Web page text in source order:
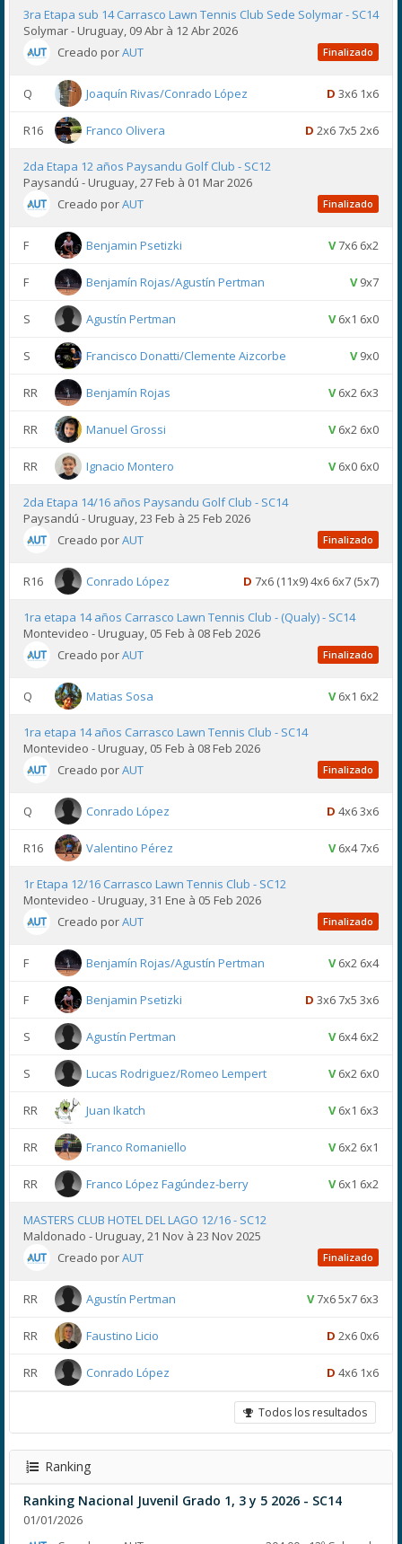
3ra Etapa sub 14 Carrasco Lawn Tennis Club Sede Solymar - SC14
Solymar - Uruguay, 09 Abr à 12 Abr 2026
Creado porAUT Finalizado
Q Joaquín Rivas/Conrado López D 3x6 1x6
R16 Franco Olivera D 2x6 7x5 2x6
2da Etapa 12 años Paysandu Golf Club - SC12
Paysandú - Uruguay, 27 Feb à 01 Mar 2026
Creado porAUT Finalizado
F Benjamin Psetizki V7x6 6x2
F Benjamín Rojas/Agustín Pertman V9x7
S Agustín Pertman V6x1 6x0
S Francisco Donatti/Clemente Aizcorbe V9x0
RR Benjamín Rojas V6x2 6x3
RR Manuel Grossi V6x2 6x0
RR Ignacio Montero V6x0 6x0
2da Etapa 14/16 años Paysandu Golf Club - SC14
Paysandú - Uruguay, 23 Feb à 25 Feb 2026
Creado porAUT Finalizado
R16 Conrado López D 7x6 (11x9) 4x6 6x7 (5x7)
1ra etapa 14 años Carrasco Lawn Tennis Club - (Qualy) - SC14
Montevideo - Uruguay, 05 Feb à 08 Feb 2026
Creado porAUT Finalizado
Q Matias Sosa V6x1 6x2
1ra etapa 14 años Carrasco Lawn Tennis Club - SC14
Montevideo - Uruguay, 05 Feb à 08 Feb 2026
Creado porAUT Finalizado
Q Conrado López D 4x6 3x6
R16 Valentino Pérez V6x4 7x6
1r Etapa 12/16 Carrasco Lawn Tennis Club - SC12
Montevideo - Uruguay, 31 Ene à 05 Feb 2026
Creado porAUT Finalizado
F Benjamín Rojas/Agustín Pertman V6x2 6x4
F Benjamin Psetizki D 3x6 7x5 3x6
S Agustín Pertman V6x4 6x2
S Lucas Rodriguez/Romeo Lempert V6x2 6x0
RR Juan Ikatch V6x1 6x3
RR Franco Romaniello V6x2 6x1
RR Franco López Fagúndez-berry V6x1 6x2
MASTERS CLUB HOTEL DEL LAGO 12/16 - SC12
Maldonado - Uruguay, 21 Nov à 23 Nov 2025
Creado porAUT Finalizado
RR Agustín Pertman V7x6 5x7 6x3
RR Faustino Licio D 2x6 0x6
RR Conrado López D 4x6 1x6
Todos los resultados
Ranking
Ranking Nacional Juvenil Grado 1, 3 y 5 2026 - SC14
01/01/2026